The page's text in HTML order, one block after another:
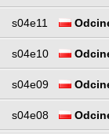
s04e11
s04e10
s04e09
s04e08